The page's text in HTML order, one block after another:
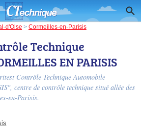
d'Oise > Cormeilles-en-Parisis
Technique
EN PARISIS
Contrôle Technique Automobile
centre de contrôle technique situé allée des
en-Parisis.